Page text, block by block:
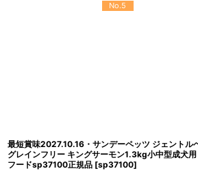
No.9
最短賞味2027.10.14・フィッシュ4ドッグ スーペリ
ルト 小粒 6kg大袋ドッグフードFISH4DOGS正規品
f426625 [f426625]